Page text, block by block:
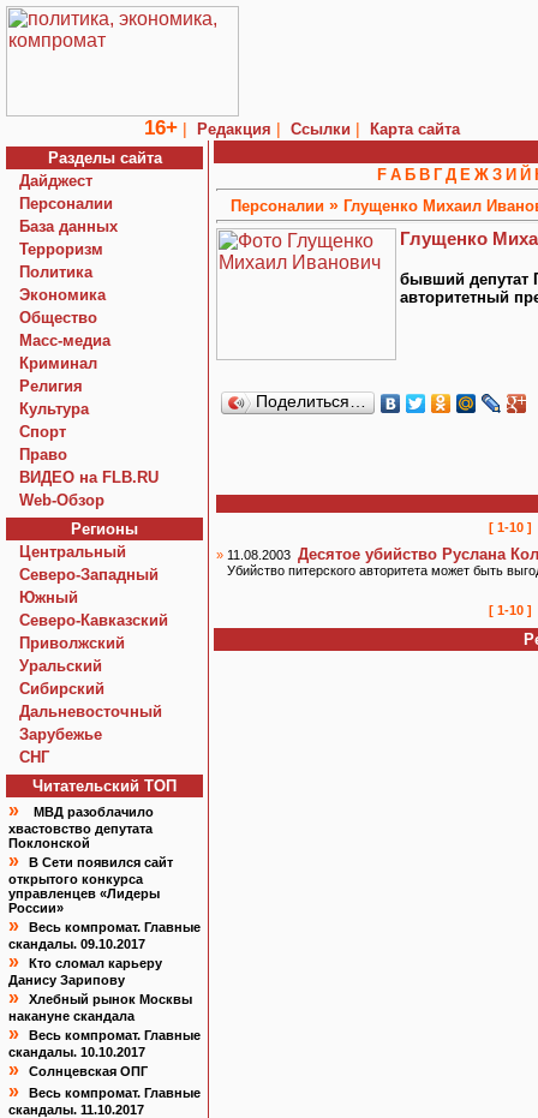
16+ | Редакция | Ссылки |
Карта сайта
Разделы сайта
Дайджест
Персоналии
База данных
Терроризм
Политика
Экономика
Общество
Macc-медиа
Криминал
Религия
Культура
Спорт
Право
ВИДЕО на FLB.RU
Web-Обзор
Регионы
Центральный
Северо-Западный
Южный
Северо-Кавказский
Приволжский
Уральский
Сибирский
Дальневосточный
Зарубежье
СНГ
Читательский TOП
»
МВД разоблачило
хвастовство депутата
Поклонской
»
В Сети появился сайт
открытого конкурса
управленцев «Лидеры
России»
»
Весь компромат. Главные
скандалы. 09.10.2017
»
Кто сломал карьеру
Данису Зарипову
»
Хлебный рынок Москвы
накануне скандала
»
Весь компромат. Главные
скандалы. 10.10.2017
» Солнцевская ОПГ
»
Весь компромат. Главные
скандалы. 11.10.2017
F А Б В Г Д Е Ж З И Й
Персоналии » Глущенко Михаил
Глущенко
бывший депутат
авторитетный
Поделиться…
[ 1-10 ]
» 11.08.2003 Десятое убийство Руслана
Убийство питерского авторитета может быть
[ 1-10 ]